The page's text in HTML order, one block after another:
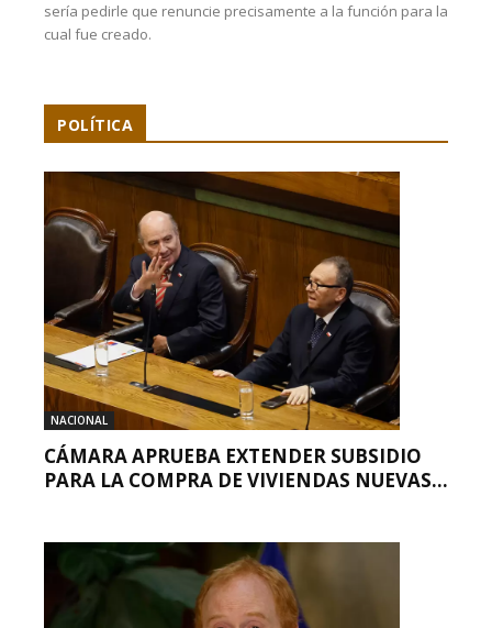
sería pedirle que renuncie precisamente a la función para la
cual fue creado.
POLÍTICA
NACIONAL
CÁMARA APRUEBA EXTENDER SUBSIDIO
PARA LA COMPRA DE VIVIENDAS NUEVAS...